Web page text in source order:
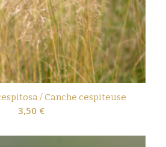
/ Canche cespiteuse
3,50 €